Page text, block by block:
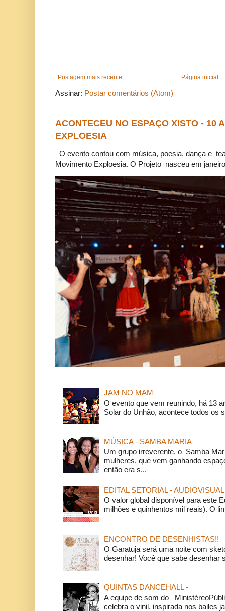
Postagem mais recente Página inicial
Assinar: Postar comentários (Atom)
ACONTECEU NO ESPAÇO XISTO - 10
EXPLOESIA
O evento contou com música, poesia, dança e
Movimento Exploesia. O Projeto nasceu em
JAM NO MAM
O evento que vem reunindo, há 13
Solar do Unhão, acontece todos os
MÚSICA - SAMBA MARIA
Um grupo irreverente, o Samba
mulheres, que vem ganhando
então era s...
EDITAL SETORIAL - AUDIOVISUAL
O valor global disponível para este
milhões e quinhentos mil reais). O
ENCONTRO DE DESENHISTAS!!
O Garatuja será uma noite com
desenhar! Você que sabe desenhar
QUINTAS DANCEHALL -
A equipe de som do
celebra o vinil, inspirada nos bailes